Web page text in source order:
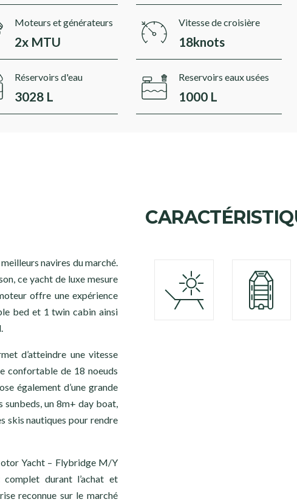
Moteurs et générateurs
2x MTU
Vitesse de croisière
18knots
Réservoirs d'eau
3028 L
Reservoirs eaux usées
1000 L
navires du marché.
ce yacht de luxe mesure
offre une expérience
bed et 1 twin cabin ainsi
d’atteindre une vitesse
confortable de 18 noeuds
également d’une grande
sunbeds, un 8m+ day boat,
skis nautiques pour rendre
Yacht – Flybridge M/Y
complet durant l’achat et
reconnue sur le marché